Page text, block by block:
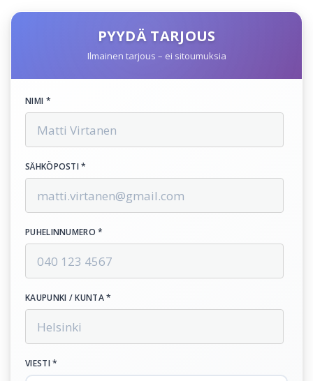
PYYDÄ TARJOUS
Ilmainen tarjous – ei sitoumuksia
NIMI *
SÄHKÖPOSTI *
PUHELINNUMERO *
KAUPUNKI / KUNTA *
VIESTI *